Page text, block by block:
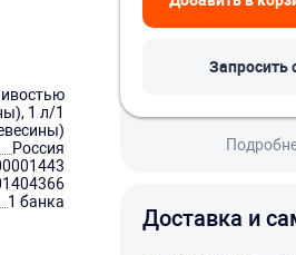
1 л/1
Россия
1 банка
Запросить
Доставка и